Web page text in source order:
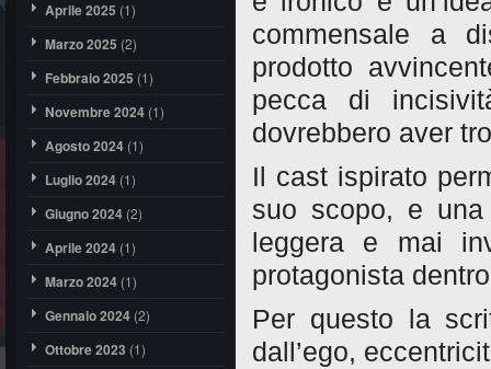
Aprile 2025 (1)
Marzo 2025 (2)
Febbraio 2025 (1)
Novembre 2024 (1)
Agosto 2024 (1)
Luglio 2024 (1)
Giugno 2024 (2)
Aprile 2024 (1)
Marzo 2024 (1)
Gennaio 2024 (2)
Ottobre 2023 (1)
commensale a
prodotto
pecca di
dovrebbero aver
Il cast ispirato
suo scopo, e una
leggera e mai
protagonista
Per questo la
dall’ego,